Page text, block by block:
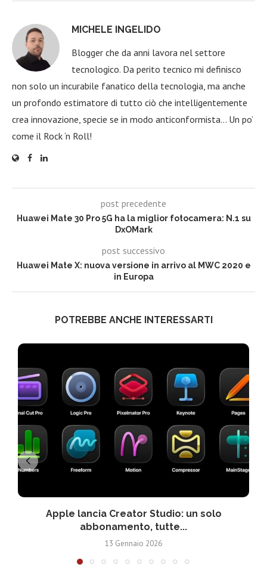
MICHELE INGELIDO
Blogger che da anni lavora nel settore
tecnologico. Da perito tecnico mi definisco
non solo un incurabile fanatico della tecnologia, ma anche
un profondo estimatore di tutto ciò che intelligentemente
crea innovazione, specie se in modo anticonformista… Un po’
come il Rock ‘n Roll!
post precedente
Huawei Mate 30 Pro 5G ha la miglior fotocamera: N.1 su
DxOMark
post successivo
Huawei Mate X: nuova versione in arrivo al MWC 2020 e
in Europa
POTREBBE ANCHE INTERESSARTI
Apple lancia Creator Studio: un solo
abbonamento, tutte...
13 Gennaio 2026